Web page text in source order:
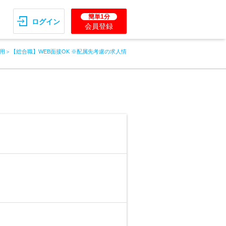
ログイン
簡単1分
会員登録
＞【総合職】WEB面接OK ※配属先考慮の求人情